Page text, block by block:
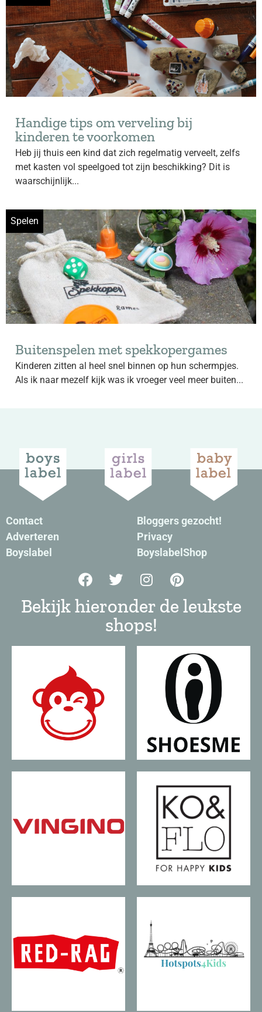
Handige tips om verveling bij
kinderen te voorkomen
Heb jij thuis een kind dat zich regelmatig verveelt, zelfs
met kasten vol speelgoed tot zijn beschikking? Dit is
waarschijnlijk...
Spelen
Buitenspelen met spekkopergames
Kinderen zitten al heel snel binnen op hun schermpjes.
Als ik naar mezelf kijk was ik vroeger veel meer buiten...
Contact
Adverteren
Boyslabel
Bloggers gezocht!
Privacy
BoyslabelShop
Bekijk hieronder de leukste
shops!